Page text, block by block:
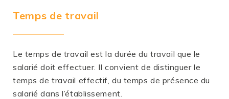
Temps de travail
Le temps de travail est la durée du travail que le
salarié doit effectuer. Il convient de distinguer le
temps de travail effectif, du temps de présence du
salarié dans l’établissement.